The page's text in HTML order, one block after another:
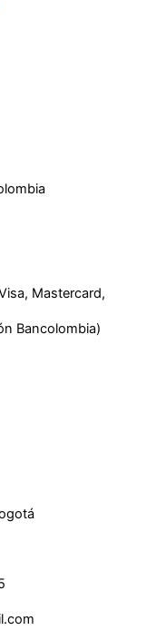
Mastercard,
Bancolombia)